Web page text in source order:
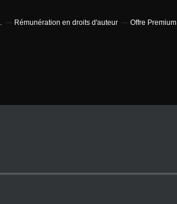
Rémunération en droits d'auteur Offre Premium